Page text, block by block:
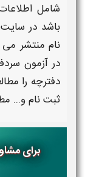
شامل
باشد در
نام منتشر
در آزمون
دفترچه را
ثبت نامو...
برای